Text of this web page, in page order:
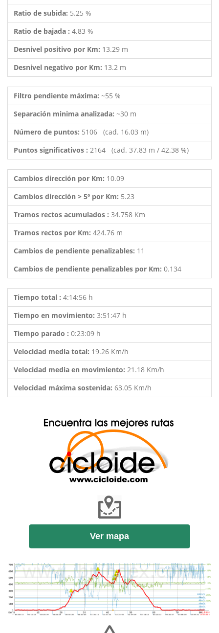
Ratio de subida: 5.25 %
Ratio de bajada : 4.83 %
Desnivel positivo por Km: 13.29 m
Desnivel negativo por Km: 13.2 m
Filtro pendiente máxima: ~55 %
Separación minima analizada: ~30 m
Número de puntos: 5106 (cad. 16.03 m)
Puntos significativos : 2164 (cad. 37.83 m / 42.38 %)
Cambios dirección por Km: 10.09
Cambios dirección > 5º por Km: 5.23
Tramos rectos acumulados : 34.758 Km
Tramos rectos por Km: 424.76 m
Cambios de pendiente penalizables: 11
Cambios de pendiente penalizables por Km: 0.134
Tiempo total : 4:14:56 h
Tiempo en movimiento: 3:51:47 h
Tiempo parado : 0:23:09 h
Velocidad media total: 19.26 Km/h
Velocidad media en movimiento: 21.18 Km/h
Velocidad máxima sostenida: 63.05 Km/h
Ver mapa